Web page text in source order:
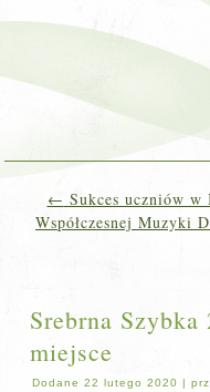
← Sukces uczniów
Współczesnej Muzyki
Srebrna
miejsce
Dodane 22 lutego 2020 |